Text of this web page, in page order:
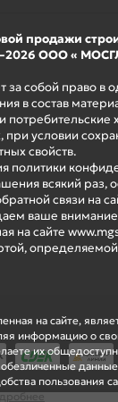
на сайте,
информацию о
их
пользования
продажи
ООО «
за собой право в
в состав
потребительские
при условии
свойств.
политики
всякий раз,
связи на
ваше внимание
на сайте